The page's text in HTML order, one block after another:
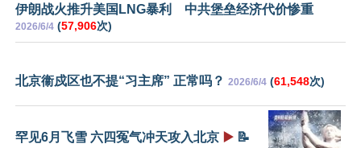
伊朗战火推升美国LNG暴利 中共堡垒经济代价惨重
2026/6/4 (57,906次)
北京衞戍区也不提“习主席” 正常吗？ 2026/6/4 (61,548次)
罕见6月飞雪 六四冤气冲天攻入北京 ▶️ 📝